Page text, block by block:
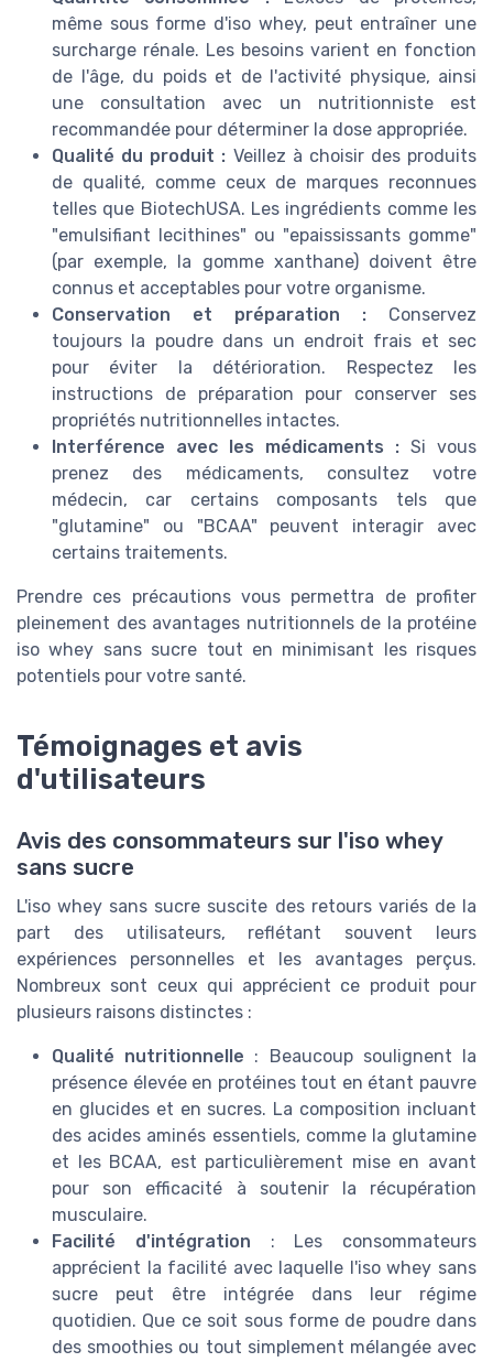
même sous forme d'iso whey, peut entraîner une
surcharge rénale. Les besoins varient en fonction
de l'âge, du poids et de l'activité physique, ainsi
une consultation avec un nutritionniste est
recommandée pour déterminer la dose appropriée.
Qualité du produit : Veillez à choisir des produits
de qualité, comme ceux de marques reconnues
telles que BiotechUSA. Les ingrédients comme les
"emulsifiant lecithines" ou "epaississants gomme"
(par exemple, la gomme xanthane) doivent être
connus et acceptables pour votre organisme.
Conservation et préparation : Conservez
toujours la poudre dans un endroit frais et sec
pour éviter la détérioration. Respectez les
instructions de préparation pour conserver ses
propriétés nutritionnelles intactes.
Interférence avec les médicaments : Si vous
prenez des médicaments, consultez votre
médecin, car certains composants tels que
"glutamine" ou "BCAA" peuvent interagir avec
certains traitements.
Prendre ces précautions vous permettra de profiter
pleinement des avantages nutritionnels de la protéine
iso whey sans sucre tout en minimisant les risques
potentiels pour votre santé.
Témoignages et avis
d'utilisateurs
Avis des consommateurs sur l'iso whey
sans sucre
L'iso whey sans sucre suscite des retours variés de la
part des utilisateurs, reflétant souvent leurs
expériences personnelles et les avantages perçus.
Nombreux sont ceux qui apprécient ce produit pour
plusieurs raisons distinctes :
Qualité nutritionnelle : Beaucoup soulignent la
présence élevée en protéines tout en étant pauvre
en glucides et en sucres. La composition incluant
des acides aminés essentiels, comme la glutamine
et les BCAA, est particulièrement mise en avant
pour son efficacité à soutenir la récupération
musculaire.
Facilité d'intégration : Les consommateurs
apprécient la facilité avec laquelle l'iso whey sans
sucre peut être intégrée dans leur régime
quotidien. Que ce soit sous forme de poudre dans
des smoothies ou tout simplement mélangée avec